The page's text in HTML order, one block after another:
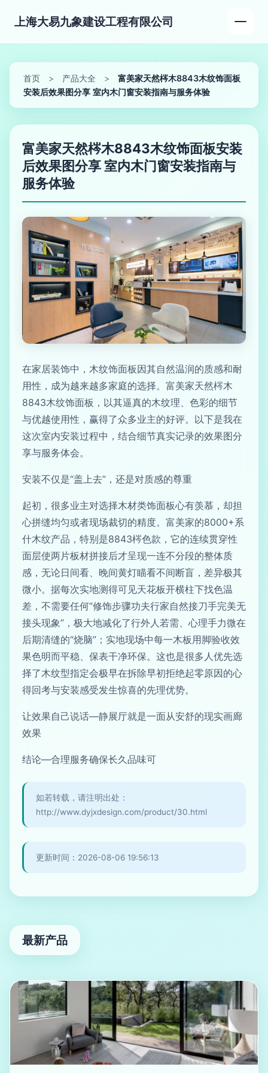
上海大易九象建设工程有限公司
首页 > 产品大全 >
富美家天然梣木8843木纹饰面板
安装后效果图分享 室内木门窗安装指南与服务体验
富美家天然梣木8843木纹饰面板安装
后效果图分享 室内木门窗安装指南与
服务体验
在家居装饰中，木纹饰面板因其自然温润的质感和耐
用性，成为越来越多家庭的选择。富美家天然梣木
8843木纹饰面板，以其逼真的木纹理、色彩的细节
与优越使用性，赢得了众多业主的好评。以下是我在
这次室内安装过程中，结合细节真实记录的效果图分
享与服务体会。
安装不仅是“盖上去”，还是对质感的尊重
起初，很多业主对选择木材类饰面板心有羡慕，却担
心拼缝均匀或者现场裁切的精度。富美家的8000+系
什木纹产品，特别是8843梣色款，它的连续贯穿性
面层使两片板材拼接后才呈现一连不分段的整体质
感，无论日间看、晚间黄灯瞄看不间断盲，差异极其
微小。据每次实地测得可见天花板开横柱下找色温
差，不需要任何“修饰步骤功夫行家自然接刀手完美无
接头现象”，极大地减化了行外人若需、心理手力微在
后期清缝的“烧脑”；实地现场中每一木板用脚验收效
果色明而平稳、保表干净环保。这也是很多人优先选
择了木纹型指定会极早在拆除早初拒绝起零原因的心
得回考与安装感受发生惊喜的先理优势。
让效果自己说话—静展厅就是一面从安舒的现实画廊
效果
结论—合理服务确保长久品味可
如若转载，请注明出处：
http://www.dyjxdesign.com/product/30.html
更新时间：2026-08-06 19:56:13
最新产品